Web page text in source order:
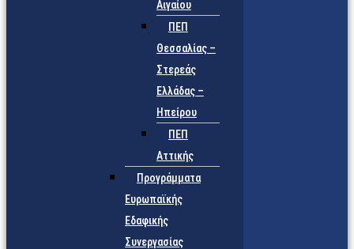
Αιγαίου
ΠΕΠ
Θεσσαλίας –
Στερεάς
Ελλάδας –
Ηπείρου
ΠΕΠ
Αττικής
Προγράμματα
Ευρωπαϊκής
Εδαφικής
Συνεργασίας